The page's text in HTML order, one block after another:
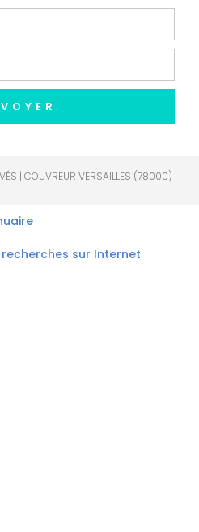
| COUVREUR VERSAILLES (78000)
sur Internet